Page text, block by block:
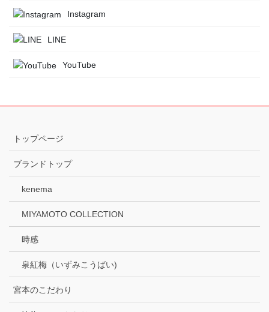
Instagram
LINE
YouTube
トップページ
ブランドトップ
kenema
MIYAMOTO COLLECTION
時感
泉紅梅（いずみこうばい)
宮本のこだわり